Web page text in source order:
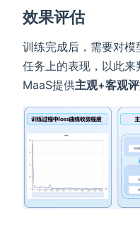
效果评估
训练完成后，需要对
任务上的表现，以此
MaaS提供主观+客观